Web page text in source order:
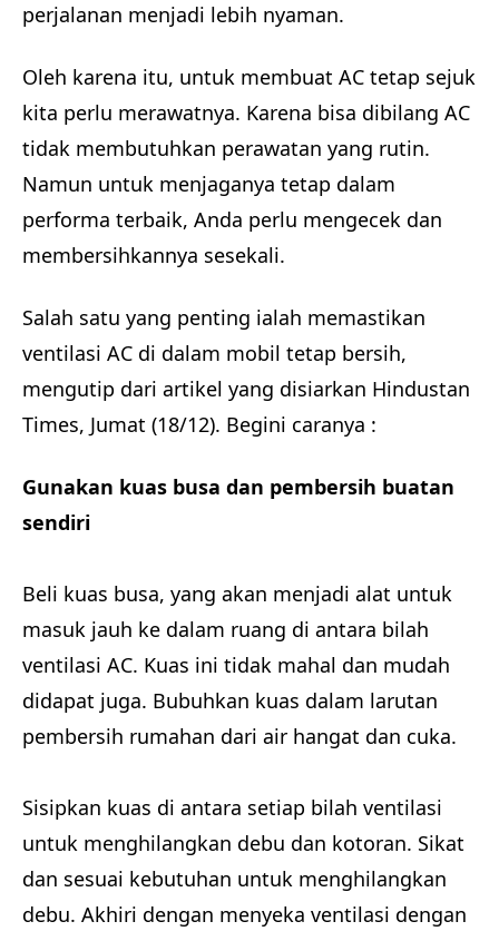
perjalanan menjadi lebih nyaman.
Oleh karena itu, untuk membuat AC tetap sejuk
kita perlu merawatnya. Karena bisa dibilang AC
tidak membutuhkan perawatan yang rutin.
Namun untuk menjaganya tetap dalam
performa terbaik, Anda perlu mengecek dan
membersihkannya sesekali.
Salah satu yang penting ialah memastikan
ventilasi AC di dalam mobil tetap bersih,
mengutip dari artikel yang disiarkan Hindustan
Times, Jumat (18/12). Begini caranya :
Gunakan kuas busa dan pembersih buatan
sendiri
Beli kuas busa, yang akan menjadi alat untuk
masuk jauh ke dalam ruang di antara bilah
ventilasi AC. Kuas ini tidak mahal dan mudah
didapat juga. Bubuhkan kuas dalam larutan
pembersih rumahan dari air hangat dan cuka.
Sisipkan kuas di antara setiap bilah ventilasi
untuk menghilangkan debu dan kotoran. Sikat
dan sesuai kebutuhan untuk menghilangkan
debu. Akhiri dengan menyeka ventilasi dengan